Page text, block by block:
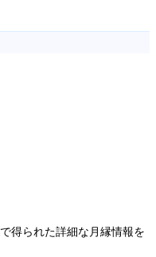
得られた詳細な月縁情報を